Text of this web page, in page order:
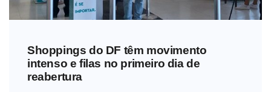
Shoppings do DF têm movimento
intenso e filas no primeiro dia de
reabertura